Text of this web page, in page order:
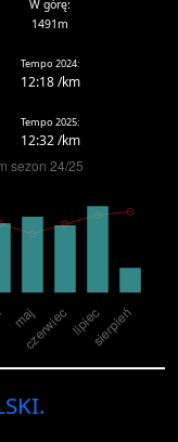
W górę:
1491m
Tempo 2024:
12:18 /km
Tempo 2025:
12:32 /km